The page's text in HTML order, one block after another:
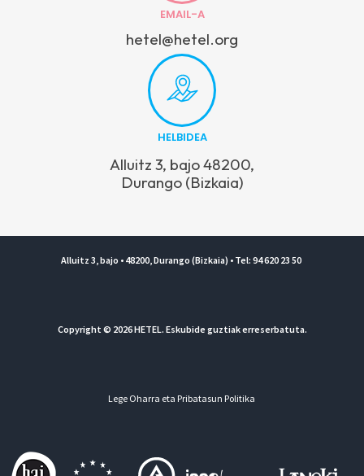
EMAIL-A
hetel@hetel.org
HELBIDEA
Alluitz 3, bajo 48200,
Durango (Bizkaia)
Alluitz 3, bajo • 48200, Durango (Bizkaia) • Tel: 94 620 23 50
Copyright © 2026 HETEL. Eskubide guztiak erreserbatuta.
Lege Oharra eta Pribatasun Politika